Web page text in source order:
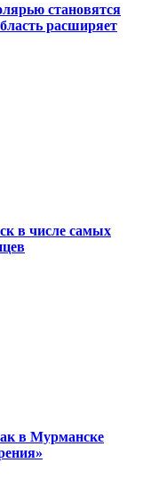
становятся
расширяет
в числе самых
в Мурманске